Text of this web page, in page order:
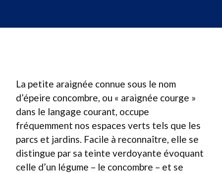
La petite araignée connue sous le nom
d’épeire concombre, ou « araignée courge »
dans le langage courant, occupe
fréquemment nos espaces verts tels que les
parcs et jardins. Facile à reconnaître, elle se
distingue par sa teinte verdoyante évoquant
celle d’un légume – le concombre – et se